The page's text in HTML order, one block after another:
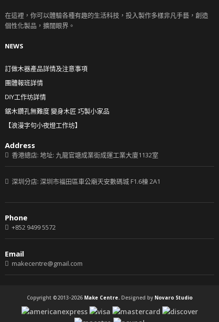
在這裡，你可以體驗各種有趣的生活科技，投入製作多樣非凡手藝，創造
個性化製品，擴闊眼界。
NEWS
訂做木器產品詳情及注意事項
團體報班詳情
DIY工作坊詳情
鋸木鑽孔無難度 變身木匠 巧製小家品
【浪漫字句小夜燈工作坊】
Address
香港總店: 地址: 九龍官塘成業街成運工業大廈1132室
深圳分店: 深圳市福田區車公廟天安數碼城 F1.6棟 2A1
Phone
+852 9499 5572
Email
makecentre@gmail.com
Copyright ©2013-2026 Make Centre.Designed by Novaro Studio